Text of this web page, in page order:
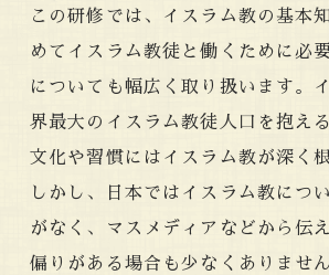
この研修では、イスラム教の基本
めてイスラム教徒と働くために必
についても幅広く取り扱います。
界最大のイスラム教徒人口を抱え
文化や習慣にはイスラム教が深く
しかし、日本ではイスラム教につ
がなく、マスメディアなどから伝
偏りがある場合も少なくありませ